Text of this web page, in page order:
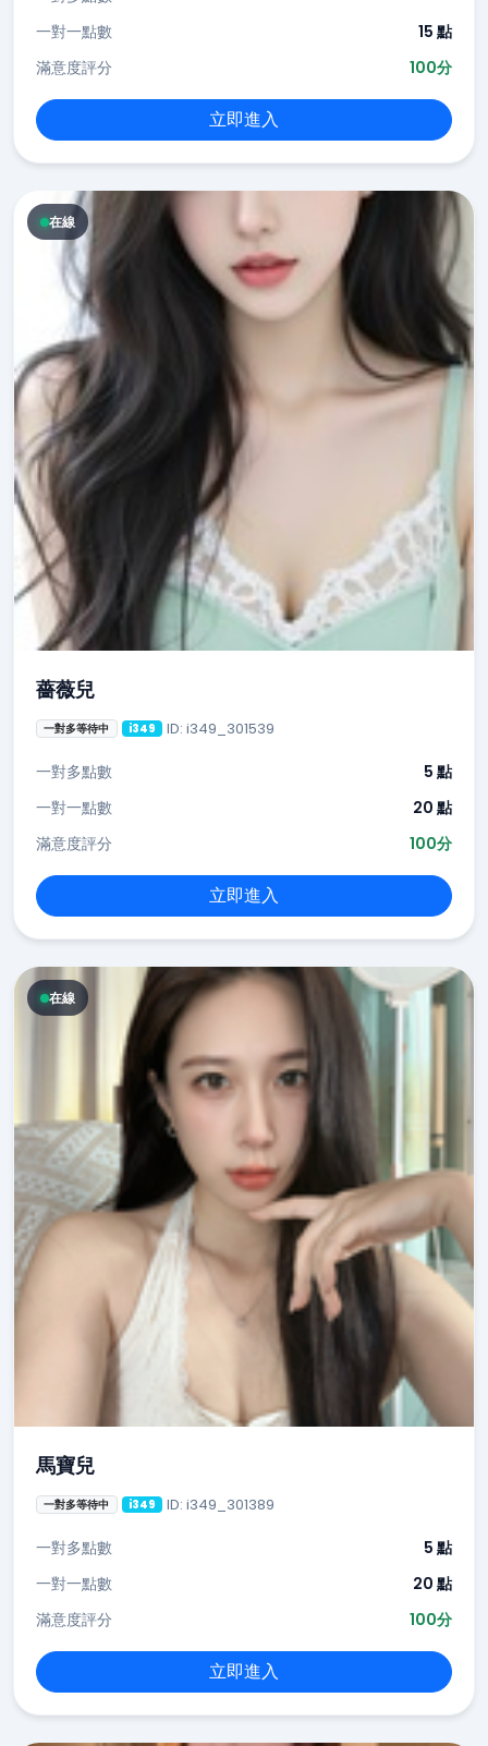
一對一點數
15 點
滿意度評分
100分
立即進入
在線
薔薇兒
一對多等待中 i349 ID: i349_301539
一對多點數
5 點
一對一點數
20 點
滿意度評分
100分
立即進入
在線
馬寶兒
一對多等待中 i349 ID: i349_301389
一對多點數
5 點
一對一點數
20 點
滿意度評分
100分
立即進入